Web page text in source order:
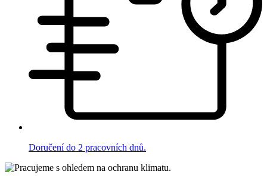
Doručení do 2 pracovních dnů.